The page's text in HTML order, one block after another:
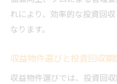
れにより、効率的な投資回
なります。
収益物件選びと投資回収
収益物件選びでは、投資回